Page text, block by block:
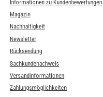
Informationen zu Kundenbewertungen
Magazin
Nachhaltigkeit
Newsletter
Rücksendung
Sachkundenachweis
Versandinformationen
Zahlungsmöglichkeiten